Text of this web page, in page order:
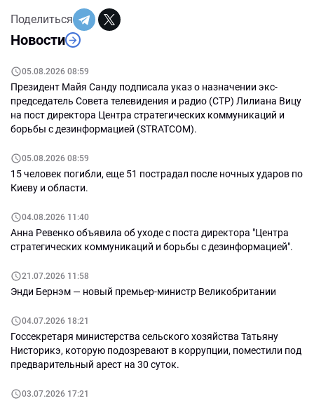
Новости
05.08.2026 08:59
Президент Майя Санду подписала указ о назначении экс-
председатель Совета телевидения и радио (СТР) Лилиана Вицу
на пост директора Центра стратегических коммуникаций и
борьбы с дезинформацией (STRATCOM).
05.08.2026 08:59
15 человек погибли, еще 51 пострадал после ночных ударов по
Киеву и области.
04.08.2026 11:40
Анна Ревенко объявила об уходе с поста директора "Центра
стратегических коммуникаций и борьбы с дезинформацией".
21.07.2026 11:58
Энди Бернэм — новый премьер-министр Великобритании
04.07.2026 18:21
Госсекретаря министерства сельского хозяйства Татьяну
Нисторикэ, которую подозревают в коррупции, поместили под
предварительный арест на 30 суток.
03.07.2026 17:21
Поделиться